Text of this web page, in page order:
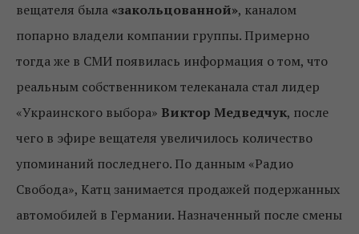
вещателя была «закольцованной», каналом
попарно владели компании группы. Примерно
тогда же в СМИ появилась информация о том, что
реальным собственником телеканала стал лидер
«Украинского выбора» Виктор Медведчук, после
чего в эфире вещателя увеличилось количество
упоминаний последнего. По данным «Радио
Свобода», Катц занимается продажей подержанных
автомобилей в Германии. Назначенный после смены